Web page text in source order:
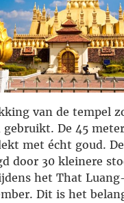
van de tempel
De 45
met écht goud.
door 30 kleinere
het That
Dit is het